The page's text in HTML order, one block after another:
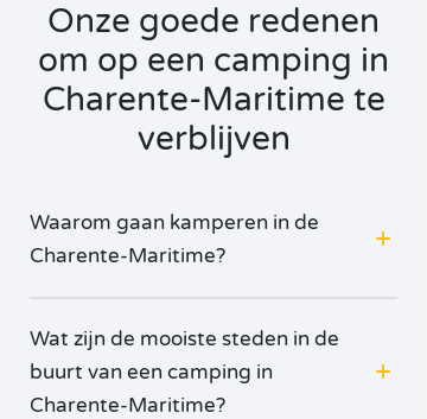
Onze goede redenen
om op een camping in
Charente-Maritime te
verblijven
Waarom gaan kamperen in de
Charente-Maritime?
Wat zijn de mooiste steden in de
buurt van een camping in
Charente-Maritime?